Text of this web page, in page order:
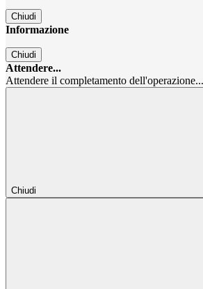
Chiudi
Informazione
Chiudi
Attendere...
Attendere il completamento dell'operazione...
Chiudi